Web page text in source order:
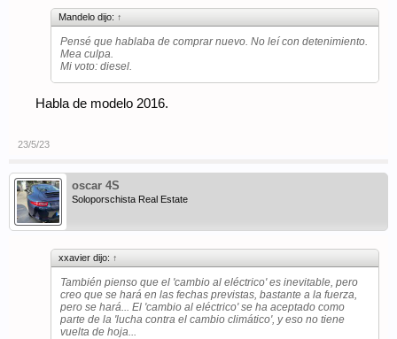
Mandelo dijo: ↑
Pensé que hablaba de comprar nuevo. No leí con detenimiento.
Mea culpa.
Mi voto: diesel.
Habla de modelo 2016.
23/5/23
oscar 4S
Soloporschista Real Estate
xxavier dijo: ↑
También pienso que el 'cambio al eléctrico' es inevitable, pero
creo que se hará en las fechas previstas, bastante a la fuerza,
pero se hará... El 'cambio al eléctrico' se ha aceptado como
parte de la 'lucha contra el cambio climático', y eso no tiene
vuelta de hoja...